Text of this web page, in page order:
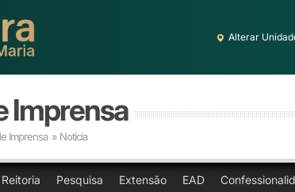
Alterar
Imprensa
Imprensa » Notícia
Reitoria Pesquisa Extensão EAD